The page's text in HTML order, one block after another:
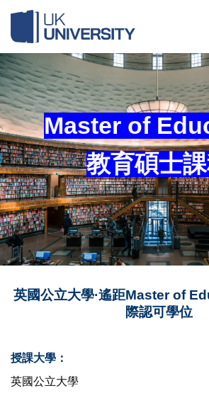
content
Master of
教育碩士
英國公立大學·遙距Master of
際認可學位
授課大學：
英國公立大學